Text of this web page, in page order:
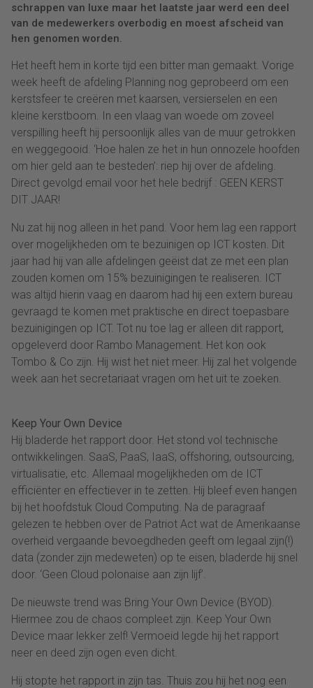
schrappen van luxe maar het laatste jaar werd een deel
van de medewerkers overbodig en moest afscheid van
hen genomen worden.
Het heeft hem in korte tijd een bitter man gemaakt. Vorige
week heeft de afdeling Planning nog geprobeerd om een
kerstsfeer te creëren met kaarsen, versierselen en een
kleine kerstboom. In een vlaag van woede om zoveel
verspilling heeft hij persoonlijk alles van de muur getrokken
en weggegooid. ‘Hoe halen ze het in hun onnozele hoofden
om hier geld aan te besteden’: riep hij over de afdeling.
Direct gevolgd email voor het hele bedrijf : GEEN KERST
DIT JAAR!
Nu zat hij nog alleen in het pand. Voor hem lag een rapport
over mogelijkheden om te bezuinigen op ICT kosten. Dit
jaar had hij van alle afdelingen geëist dat ze met een plan
zouden komen om 15% bezuinigingen te realiseren. ICT
was altijd hierin vaag en daarom had hij een extern bureau
gevraagd te komen met praktische en direct toepasbare
bezuinigingen op ICT. Tot nu toe lag er alleen dit rapport,
opgeleverd door Rambo Management. Het kon ook
Tombo & Co zijn. Hij wist het niet meer. Hij zal het volgende
week aan het secretariaat vragen om het uit te zoeken.
Keep Your Own Device
Hij bladerde het rapport door. Het stond vol technische
ontwikkelingen. SaaS, PaaS, IaaS, offshoring, outsourcing,
virtualisatie, etc. Allemaal mogelijkheden om de ICT
efficiënter en effectiever in te zetten. Hij bleef even hangen
bij het hoofdstuk Cloud Computing. Na de paragraaf
gelezen te hebben over de Patriot Act wat de Amerikaanse
overheid vergaande bevoegdheden geeft om legaal zijn(!)
data (zonder zijn medeweten) op te eisen, bladerde hij snel
door. ‘Geen Cloud polonaise aan zijn lijf’.
De nieuwste trend was Bring Your Own Device (BYOD).
Hiermee zou de chaos compleet zijn. Keep Your Own
Device maar lekker zelf! Vermoeid legde hij het rapport
neer en deed zijn ogen even dicht.
Hij stopte het rapport in zijn tas. Thuis zou hij het nog een